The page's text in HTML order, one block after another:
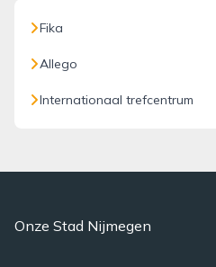
Fika
Allego
Internationaal trefcentrum
Onze Stad Nijmegen